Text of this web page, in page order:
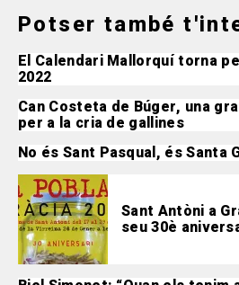
Potser també
El Calendari Mallorquí torna
2022
Can Costeta de Búger, una
per a la cria de gallines
No és Sant Pasqual, és Santa
Sant Antòni a
seu 30è